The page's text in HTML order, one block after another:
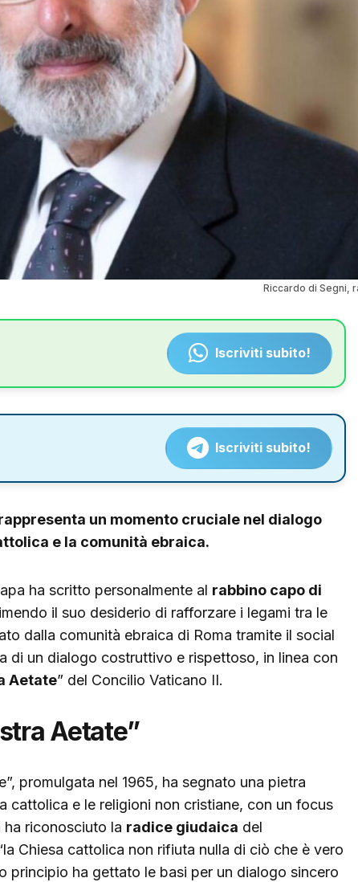
Riccardo di Segni,
Iscriviti subito!
Iscriviti subito!
rappresenta un momento cruciale nel dialogo
e la comunità ebraica.
ha scritto personalmente al rabbino capo di
il suo desiderio di rafforzare i legami tra le
dalla comunità ebraica di Roma tramite il social
di un dialogo costruttivo e rispettoso, in linea con
Aetate” del Concilio Vaticano II.
Aetate”
promulgata nel 1965, ha segnato una pietra
cattolica e le religioni non cristiane, con un focus
ha riconosciuto la radice giudaica del
Chiesa cattolica non rifiuta nulla di ciò che è vero
principio ha gettato le basi per un dialogo sincero